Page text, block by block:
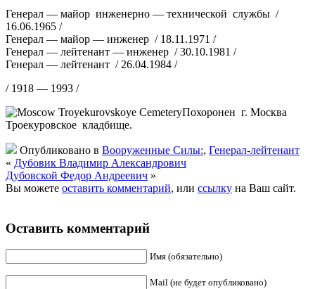
Генерал — майор инженерно — технической службы /
16.06.1965 /
Генерал — майор — инженер / 18.11.1971 /
Генерал — лейтенант — инженер / 30.10.1981 /
Генерал — лейтенант / 26.04.1984 /
/ 1918 — 1993 /
Похоронен г. Москва
Троекуровское кладбище.
Опубликовано в Вооруженные Силы:, Генерал-лейтенант
« Дубовик Владимир Александрович
Дубовской Федор Андреевич »
Вы можете оставить комментарий, или ссылку на Ваш сайт.
Оставить комментарий
Имя (обязательно)
Mail (не будет опубликовано)